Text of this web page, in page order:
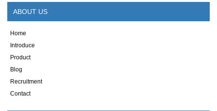
ABOUT US
Home
Introduce
Product
Blog
Recruitment
Contact